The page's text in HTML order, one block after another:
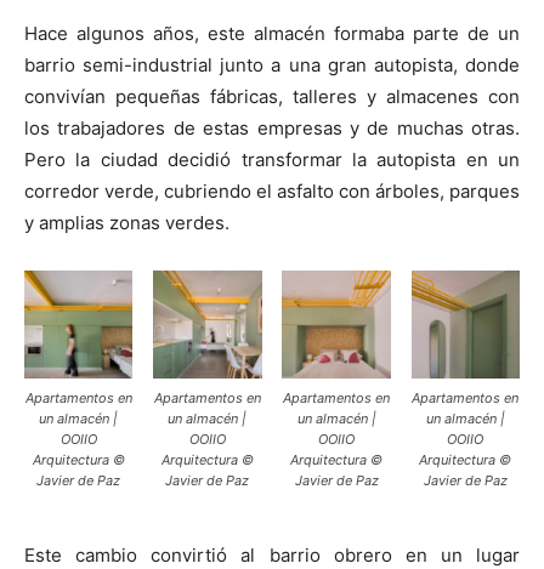
Hace algunos años, este almacén formaba parte de un
barrio semi-industrial junto a una gran autopista, donde
convivían pequeñas fábricas, talleres y almacenes con
los trabajadores de estas empresas y de muchas otras.
Pero la ciudad decidió transformar la autopista en un
corredor verde, cubriendo el asfalto con árboles, parques
y amplias zonas verdes.
Apartamentos en
un almacén |
OOIIO
Arquitectura ©
Javier de Paz
Apartamentos en
un almacén |
OOIIO
Arquitectura ©
Javier de Paz
Apartamentos en
un almacén |
OOIIO
Arquitectura ©
Javier de Paz
Apartamentos en
un almacén |
OOIIO
Arquitectura ©
Javier de Paz
Este cambio convirtió al barrio obrero en un lugar